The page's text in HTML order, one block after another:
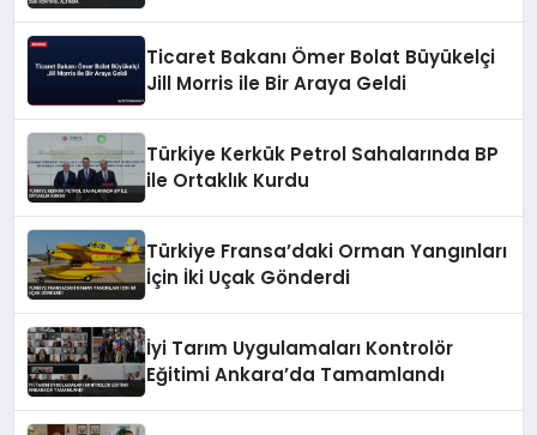
Ticaret Bakanı Ömer Bolat Büyükelçi
Jill Morris ile Bir Araya Geldi
Türkiye Kerkük Petrol Sahalarında BP
ile Ortaklık Kurdu
Türkiye Fransa’daki Orman Yangınları
İçin İki Uçak Gönderdi
İyi Tarım Uygulamaları Kontrolör
Eğitimi Ankara’da Tamamlandı